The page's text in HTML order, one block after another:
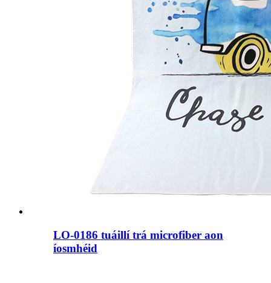
LO-0186 tuáillí trá microfiber aon
íosmhéid